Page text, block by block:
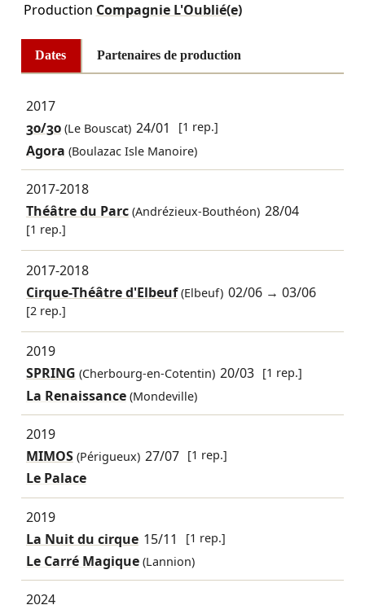
Production Compagnie L'Oublié(e)
Dates Partenaires de production
2017
30/30(Le Bouscat) 24/01 [1 rep.]
Agora (Boulazac Isle Manoire)
2017-2018
Théâtre du Parc(Andrézieux-Bouthéon) 28/04
[1 rep.]
2017-2018
Cirque-Théâtre d'Elbeuf(Elbeuf) 02/06 →03/06
[2 rep.]
2019
SPRING (Cherbourg-en-Cotentin) 20/03 [1 rep.]
La Renaissance (Mondeville)
2019
MIMOS(Périgueux) 27/07 [1 rep.]
Le Palace
2019
La Nuit du cirque 15/11 [1 rep.]
Le Carré Magique (Lannion)
2024